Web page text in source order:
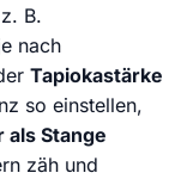
B.
nach
Tapiokastärke
so einstellen,
Stange
zäh und